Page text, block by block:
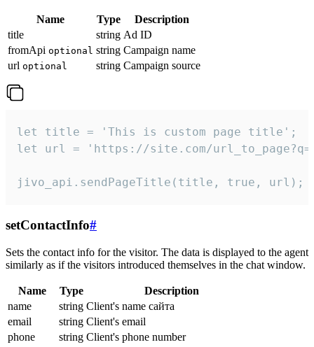
Name Type
Description
title
string Ad ID
fromApi optional string Campaign name
url optional string Campaign source
let title = 'This is custom page title';
let url = 'https://site.com/
jivo_api.sendPageTitle(title, true, url);
setContactInfo#
Sets the contact info for the visitor. The data is displayed to the agent
similarly as if the visitors introduced themselves in the chat window.
Name Type
Description
name
string Client's name сайта
email
string Client's email
phone
string Client's phone number